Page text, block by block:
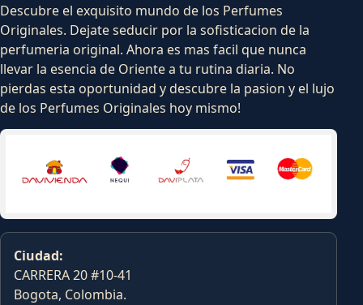
Descubre el exquisito mundo de los Perfumes
Originales. Dejate seducir por la sofisticacion de la
perfumeria original. Ahora es mas facil que nunca
llevar la esencia de Oriente a tu rutina diaria. No
pierdas esta oportunidad y descubre la pasion y el lujo
de los Perfumes Originales hoy mismo!
Ciudad:
CARRERA 20 #10-41
Bogota, Colombia.